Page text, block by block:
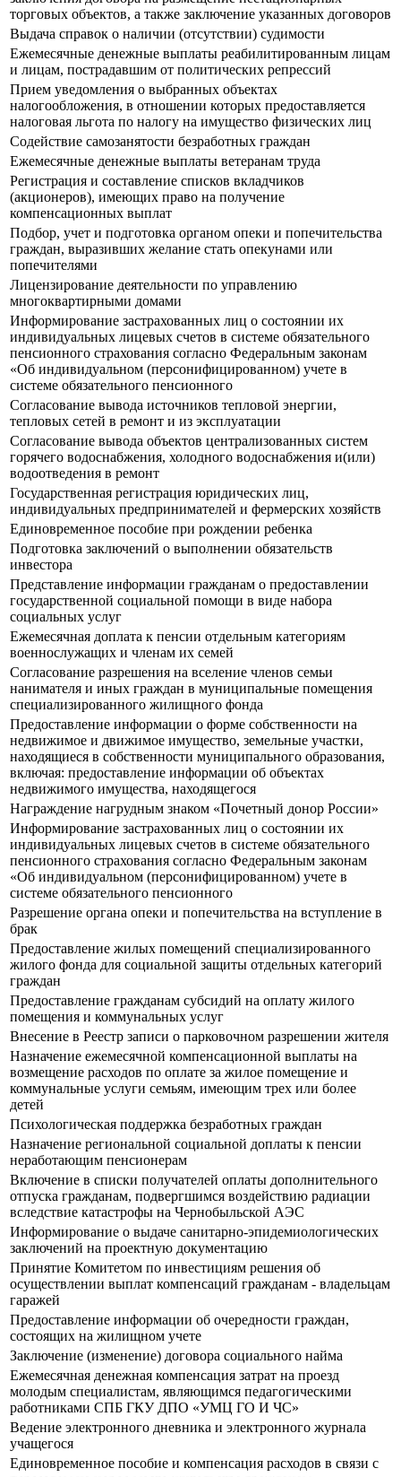
торговых объектов, а также заключение указанных договоров
Выдача справок о наличии (отсутствии) судимости
Ежемесячные денежные выплаты реабилитированным лицам
и лицам, пострадавшим от политических репрессий
Прием уведомления о выбранных объектах
налогообложения, в отношении которых предоставляется
налоговая льгота по налогу на имущество физических лиц
Содействие самозанятости безработных граждан
Ежемесячные денежные выплаты ветеранам труда
Регистрация и составление списков вкладчиков
(акционеров), имеющих право на получение
компенсационных выплат
Подбор, учет и подготовка органом опеки и попечительства
граждан, выразивших желание стать опекунами или
попечителями
Лицензирование деятельности по управлению
многоквартирными домами
Информирование застрахованных лиц о состоянии их
индивидуальных лицевых счетов в системе обязательного
пенсионного страхования согласно Федеральным законам
«Об индивидуальном (персонифицированном) учете в
системе обязательного пенсионного
Согласование вывода источников тепловой энергии,
тепловых сетей в ремонт и из эксплуатации
Согласование вывода объектов централизованных систем
горячего водоснабжения, холодного водоснабжения и(или)
водоотведения в ремонт
Государственная регистрация юридических лиц,
индивидуальных предпринимателей и фермерских хозяйств
Единовременное пособие при рождении ребенка
Подготовка заключений о выполнении обязательств
инвестора
Представление информации гражданам о предоставлении
государственной социальной помощи в виде набора
социальных услуг
Ежемесячная доплата к пенсии отдельным категориям
военнослужащих и членам их семей
Согласование разрешения на вселение членов семьи
нанимателя и иных граждан в муниципальные помещения
специализированного жилищного фонда
Предоставление информации о форме собственности на
недвижимое и движимое имущество, земельные участки,
находящиеся в собственности муниципального образования,
включая: предоставление информации об объектах
недвижимого имущества, находящегося
Награждение нагрудным знаком «Почетный донор России»
Информирование застрахованных лиц о состоянии их
индивидуальных лицевых счетов в системе обязательного
пенсионного страхования согласно Федеральным законам
«Об индивидуальном (персонифицированном) учете в
системе обязательного пенсионного
Разрешение органа опеки и попечительства на вступление в
брак
Предоставление жилых помещений специализированного
жилого фонда для социальной защиты отдельных категорий
граждан
Предоставление гражданам субсидий на оплату жилого
помещения и коммунальных услуг
Внесение в Реестр записи о парковочном разрешении жителя
Назначение ежемесячной компенсационной выплаты на
возмещение расходов по оплате за жилое помещение и
коммунальные услуги семьям, имеющим трех или более
детей
Психологическая поддержка безработных граждан
Назначение региональной социальной доплаты к пенсии
неработающим пенсионерам
Включение в списки получателей оплаты дополнительного
отпуска гражданам, подвергшимся воздействию радиации
вследствие катастрофы на Чернобыльской АЭС
Информирование о выдаче санитарно-эпидемиологических
заключений на проектную документацию
Принятие Комитетом по инвестициям решения об
осуществлении выплат компенсаций гражданам - владельцам
гаражей
Предоставление информации об очередности граждан,
состоящих на жилищном учете
Заключение (изменение) договора социального найма
Ежемесячная денежная компенсация затрат на проезд
молодым специалистам, являющимся педагогическими
работниками СПБ ГКУ ДПО «УМЦ ГО И ЧС»
Ведение электронного дневника и электронного журнала
учащегося
Единовременное пособие и компенсация расходов в связи с